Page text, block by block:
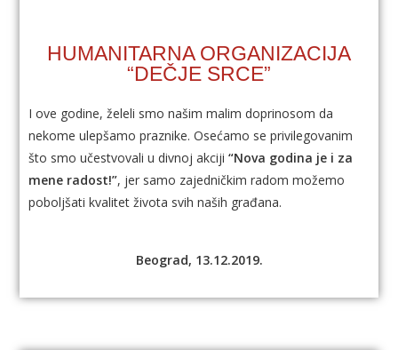
HUMANITARNA ORGANIZACIJA
“DEČJE SRCE”
I ove godine, želeli smo našim malim doprinosom da
nekome ulepšamo praznike. Osećamo se privilegovanim
što smo učestvovali u divnoj akciji“Nova godina je i za
mene radost!”, jer samo zajedničkim radom možemo
poboljšati kvalitet života svih naših građana.
Beograd, 13.12.2019.